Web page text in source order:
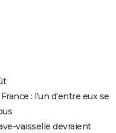
: l'un d'entre eux se
vaisselle devraient